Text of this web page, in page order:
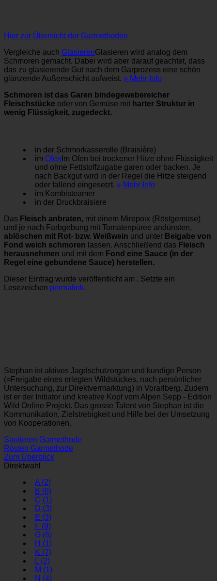
Hier zur Übersicht der Garmethoden
Vergleiche auch GlasierenGlasieren wird analog dem
Schmoren gemacht. Dabei wird aber darauf geachtet, dass
das zu glasierende Gut nach dem Garprozess eine schön
glänzende Außenschicht aufweist. » Mehr Info
Schmoren ist das Garen bindegewebereicher
Fleischstücke oder von Gemüse mit harter Struktur in
wenig Flüssigkeit, zugedeckt.
in der Schmorkasserolle (Braisière)
im Ofen Im Ofen bei trockener Hitze ohne Flüssigkeit
und ohne Fettstoffzugabe garen oder backen. Je
nach Backgut wird in der Regel die Hitze steigend
oder fallend eingesetzt. » Mehr Info
im Kombisteamer
in der Druckbraisiere
Das Fleisch anbraten, mit einem Mirepoix (Röstgemüse)
und je nach Farbgebung mit Tomatenpüree andünsten,
ablöschen mit Rot- bzw. Weißwein und unter Beigabe von
Fond weich schmoren lassen. Anschließend das Fleisch
herausnehmen und mit dem Fond eine Sauce (in der
Regel eine gebundene Sauce) herstellen.
Dieser Eintrag wurde veröffentlicht am . Setzte ein
Lesezeichen permalink.
Stephan ist aktives Jagdschutzorgan und kundige Person
(=Freigabe eines erlegten Wildstückes, nach persönlicher
Untersuchung, zur Direktvermarktung) in Vorarlberg. Zudem
ist er der Initiator und kreative Kopf vom Alpen Sepp - Edition
Wild Online Projekt. Das grosse Talent von Stephan ist die
Kommunikation, Zielstrebigkeit und Hilfe bei der Umsetzung
von Kooperationen.
Sautieren Garmethode
Rösten Garmethode
Zum Überblick
Direktwahl
A (2)
B (6)
C (1)
D (3)
E (3)
F (9)
G (6)
H (1)
K (7)
L (2)
M (1)
N (4)